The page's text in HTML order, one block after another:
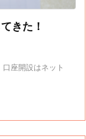
きた！
座開設はネット